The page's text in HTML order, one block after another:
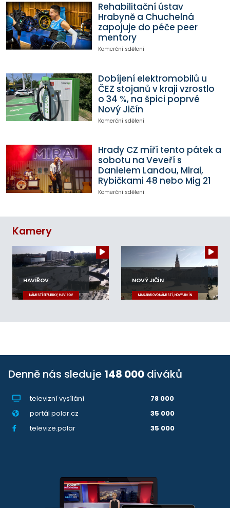
Rehabilitační ústav
Hrabyně a Chuchelná
zapojuje do péče peer
mentory
Komerční sdělení
Dobíjení elektromobilů u
ČEZ stojanů v kraji vzrostlo
o 34 %, na špici poprvé
Nový Jičín
Komerční sdělení
Hrady CZ míří tento pátek a
sobotu na Veveří s
Danielem Landou, Mirai,
Rybičkami 48 nebo Mig 21
Komerční sdělení
Kamery
HAVÍŘOV
NÁMĚSTÍ REPUBLIKY, HAVÍŘOV
NOVÝ JIČÍN
MASARYKOVO NÁMĚSTÍ, NOVÝ JIČÍN
Denně nás sleduje 148 000 diváků
televizní vysílání
78 000
portál polar.cz
35 000
televize.polar
35 000